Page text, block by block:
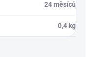
24 měsíců
0,4 kg